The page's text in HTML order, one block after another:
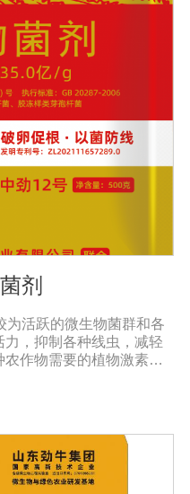
之一。3.果实大、颗粒
等多种作物。在果实期
抽穗期和灌浆期喷洒谷
。4.灾后恢复，抗旱、
恢复生长，抵抗农作物
恢复更快。
剂
为活跃的微生物菌群和各
，抑制各种线虫，减轻
作物需要的植物激素、
多种物质，间接达到促
产品利用微生物自身的
、真菌等具有杀灭作用
能快速、高效杀灭线虫
地预防和控制多种作物
虫病的危害。2、抑制各